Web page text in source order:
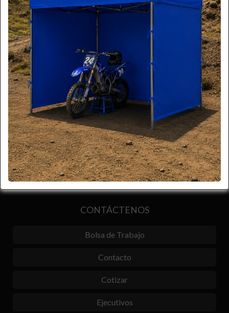
Compartir
CONTÁCTENOS
Bolsa de Trabajo
Contacto
Cotizar
Ejecutivos